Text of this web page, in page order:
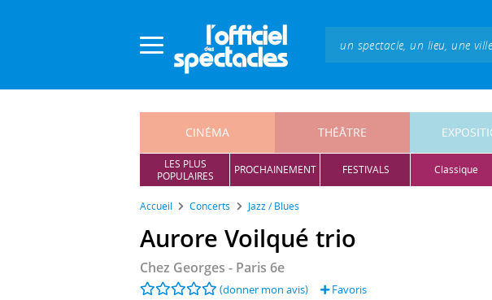
CINÉMA THÉÂTRE
LES PLUS
POPULAIRES
PROCHAINEMENT FESTIVALS classique
Accueil Concerts Jazz / Blues
Aurore Voilqué trio
Chez Georges - Paris 6e
(donner mon avis) Favoris